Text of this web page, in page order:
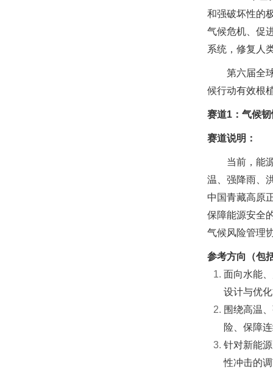
和强破坏性的
气候危机、促
系统，修复人
第六届全
候行动有效根
赛道1：气候
赛道说明：
当前，能
温、强降雨、
中国青藏高原
保障能源安全
气候风险管理
参考方向（包
面向水能
设计与优
围绕高温
险、保障
针对新能
性冲击的